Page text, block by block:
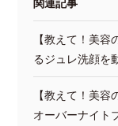
【教えて！美
るジュレ洗顔を
【教えて！美
オーバーナイト